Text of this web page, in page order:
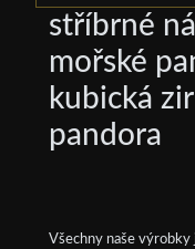
stříbrné
mořské
kubická
pandora
Všechny naše